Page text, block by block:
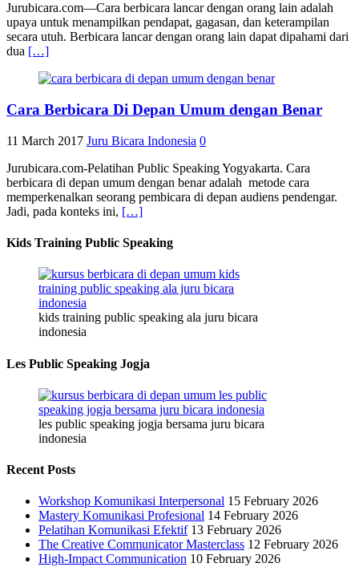
Jurubicara.com—Cara berbicara lancar dengan orang lain adalah
upaya untuk menampilkan pendapat, gagasan, dan keterampilan
secara utuh. Berbicara lancar dengan orang lain dapat dipahami dari
dua […]
Cara Berbicara Di Depan Umum dengan Benar
11 March 2017 Juru Bicara Indonesia 0
Jurubicara.com-Pelatihan Public Speaking Yogyakarta. Cara
berbicara di depan umum dengan benar adalah metode cara
memperkenalkan seorang pembicara di depan audiens pendengar.
Jadi, pada konteks ini, […]
Kids Training Public Speaking
kids training public speaking ala juru bicara
indonesia
Les Public Speaking Jogja
les public speaking jogja bersama juru bicara
indonesia
Recent Posts
Workshop Komunikasi Interpersonal 15 February 2026
Mastery Komunikasi Profesional 14 February 2026
Pelatihan Komunikasi Efektif 13 February 2026
The Creative Communicator Masterclass 12 February 2026
High-Impact Communication 10 February 2026